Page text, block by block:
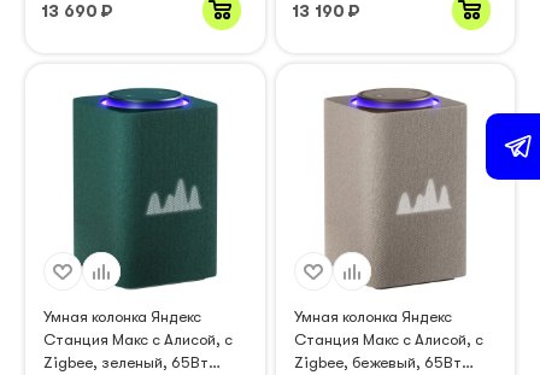
13 690 ₽ 13 190 ₽
Умная колонка Яндекс
Станция Макс с Алисой, с
Zigbee, зеленый, 65Вт
Умная колонка Яндекс
Станция Макс с Алисой, с
Zigbee, бежевый, 65Вт